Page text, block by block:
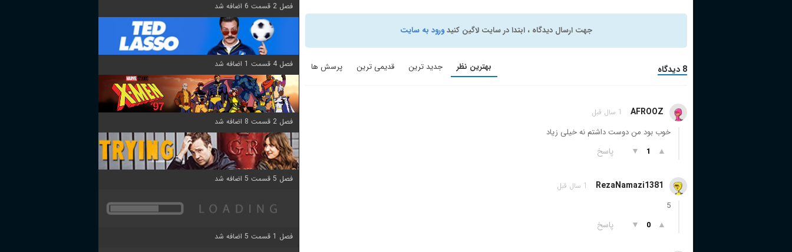
جهت ارسال دیدگاه ، ابتدا در سایت لاگین کنیدورود به سایت
8 دیدگاه بهترین نظر جدید ترین قدیمی ترین پرسش ها
AFROOZ 1 سال قبل
خوب بود من دوست داشتم نه خیلی زیاد
▲
1
▼ پاسخ
RezaNamazi1381 1 سال قبل
5
▲
0
▼ پاسخ
فصل 2 قسمت 6 اضافه شد
فصل 4 قسمت 1 اضافه شد
فصل 2 قسمت 8 اضافه شد
فصل 5 قسمت 5 اضافه شد
فصل 1 قسمت 5 اضافه شد